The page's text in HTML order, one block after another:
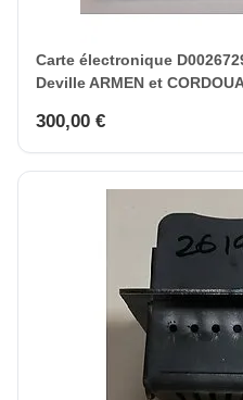
Carte électronique
Deville ARMEN et
300,00 €